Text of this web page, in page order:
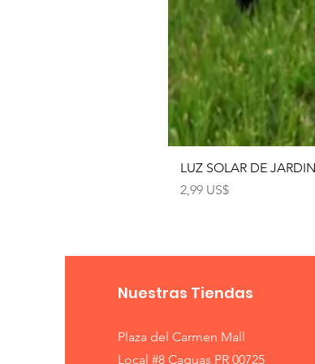
LUZ SOLAR DE JARDIN
Precio
2,99 US$
Nuestras Tiendas
Plaza del Carmen Mall
Local #8 Caguas PR 00725